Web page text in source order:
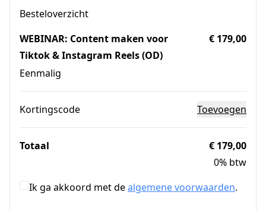
Besteloverzicht
WEBINAR: Content maken voor
Tiktok & Instagram Reels (OD)
Eenmalig
€ 179,00
Kortingscode Toevoegen
Totaal
€ 179,00
0% btw
Ik ga akkoord met dealgemene voorwaarden.